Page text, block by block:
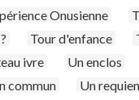
Onusienne
Tour d'enfance
ivre Un enclos
commun
Un